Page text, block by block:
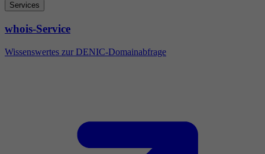
Services
whois-Service
Wissenswertes zur DENIC-Domainabfrage